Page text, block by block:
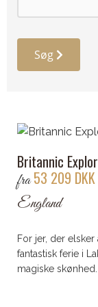
Søg
Britannic
fra53 209 DKK
England
For jer, der
fantastisk ferie i
magiske